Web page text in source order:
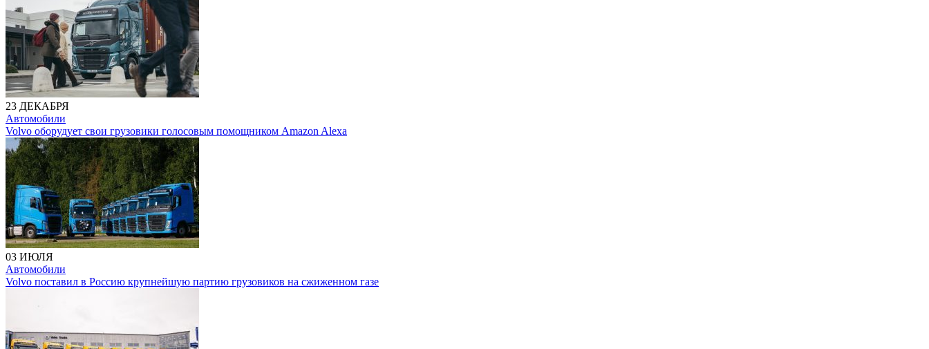
23 ДЕКАБРЯ
Автомобили
Volvo оборудует свои грузовики голосовым помощником Amazon Alexa
03 ИЮЛЯ
Автомобили
Volvo поставил в Россию крупнейшую партию грузовиков на сжиженном газе